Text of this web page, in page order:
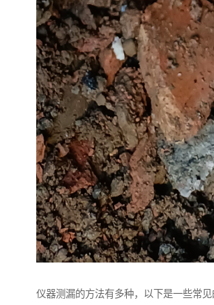
仪器测漏的方法有多种，以下是一些常见